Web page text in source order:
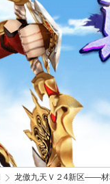
龙傲九天Ｖ２4新区——